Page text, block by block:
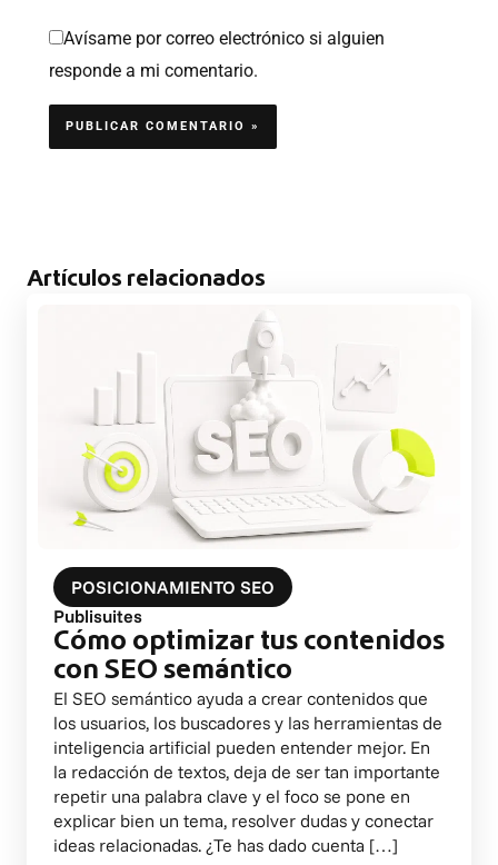
Avísame por correo electrónico si alguien
responde a mi comentario.
Artículos relacionados
POSICIONAMIENTO SEO
Publisuites
Cómo optimizar tus contenidos
con SEO semántico
El SEO semántico ayuda a crear contenidos que
los usuarios, los buscadores y las herramientas de
inteligencia artificial pueden entender mejor. En
la redacción de textos, deja de ser tan importante
repetir una palabra clave y el foco se pone en
explicar bien un tema, resolver dudas y conectar
ideas relacionadas. ¿Te has dado cuenta […]